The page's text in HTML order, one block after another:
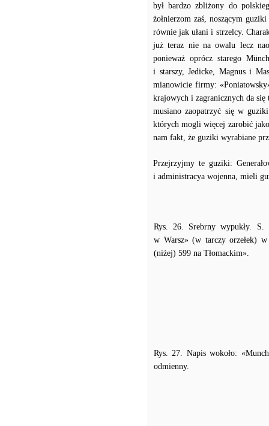
był bardzo zbliżony do
żołnierzom zaś, noszącym
równie jak ułani i strzelcy.
już teraz nie na owalu lecz
ponieważ oprócz starego
i starszy, Jedicke, Magnus i
mianowicie firmy:
krajowych i zagranicznych da się
musiano zaopatrzyć się w
których mogli więcej zarobić
nam fakt, że guziki wyrabiane
Przejrzyjmy te guziki:
i administracya wojenna, mieli
Rys. 26. Srebrny wypukły. S.
w Warsz» (w tarczy orzełek)
(niżej) 599 na Tłomackim».
Rys. 27. Napis wokoło:
odmienny.